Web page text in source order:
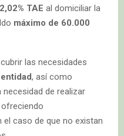
TAE al domiciliar la
máximo de 60.000
las necesidades
, así como
de realizar
el caso de que no existan